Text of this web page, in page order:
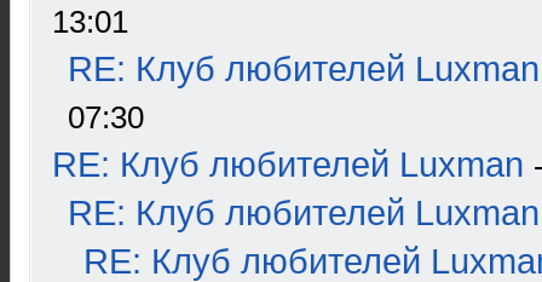
13:01
RE: Клуб любителей Luxman
07:30
RE: Клуб любителей Luxman
RE: Клуб любителей Luxman
RE: Клуб любителей